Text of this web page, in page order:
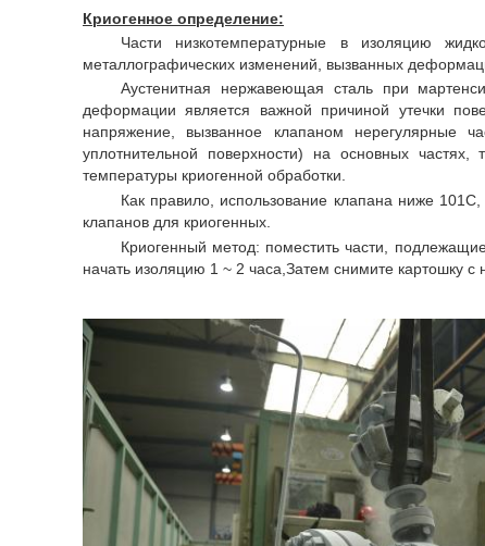
Криогенное определение:
Части низкотемпературные в изоляцию
металлографических изменений, вызванных
Аустенитная нержавеющая сталь при
деформации является важной причиной утечки
напряжение, вызванное клапаном нерегулярные
уплотнительной поверхности) на основных
температуры криогенной обработки.
Как правило, использование клапана ниже
клапанов для криогенных.
Криогенный метод: поместить части,
начать изоляцию 1 ~ 2 часа,Затем снимите картошку